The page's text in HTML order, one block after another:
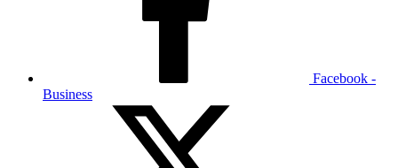
Facebook -
Business